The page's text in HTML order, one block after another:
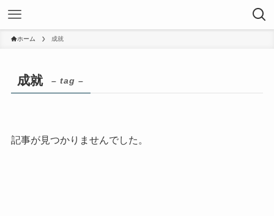
ホーム 成就
成就 – tag –
記事が見つかりませんでした。